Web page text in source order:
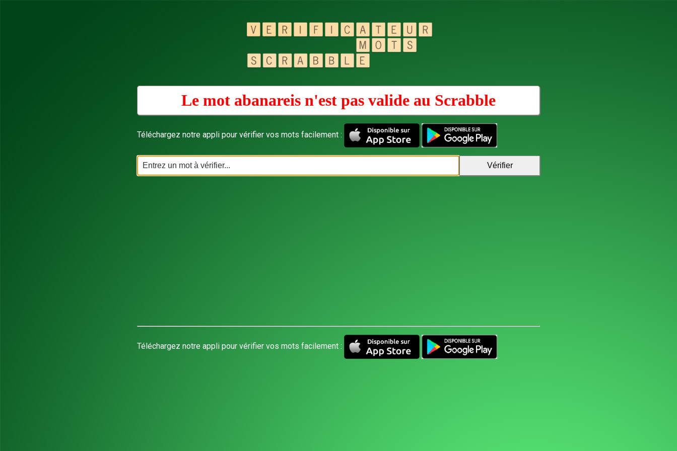
Le mot abanareis n'est pas valide au Scrabble
Téléchargez notre appli pour vérifier vos mots facilement :
Téléchargez notre appli pour vérifier vos mots facilement :